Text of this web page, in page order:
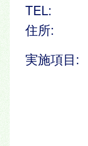
TEL:
住所:
実施項目: